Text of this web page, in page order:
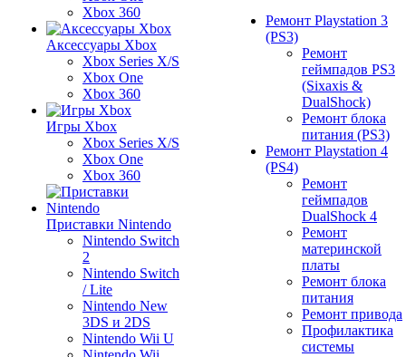
Xbox 360
Аксессуары Xbox
Xbox Series X/S
Xbox One
Xbox 360
Игры Xbox
Xbox Series X/S
Xbox One
Xbox 360
Приставки Nintendo
Nintendo Switch
2
Nintendo Switch
/ Lite
Nintendo New
3DS и 2DS
Nintendo Wii U
Ремонт Playstation 3
(PS3)
Ремонт
геймпадов PS3
(Sixaxis &
DualShock)
Ремонт блока
питания (PS3)
Ремонт Playstation 4
(PS4)
Ремонт
геймпадов
DualShock 4
Ремонт
материнской
платы
Ремонт блока
питания
Ремонт привода
Профилактика
системы